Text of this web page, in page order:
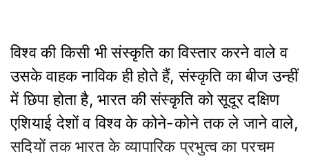
विश्व की किसी भी संस्कृति का विस्तार करने वाले व
उसके वाहक नाविक ही होते हैं, संस्कृति का बीज उन्हीं
में छिपा होता है, भारत की संस्कृति को सूदूर दक्षिण
एशियाई देशों व विश्व के कोने-कोने तक ले जाने वाले,
सदियों तक भारत के व्यापारिक प्रभुत्व का परचम